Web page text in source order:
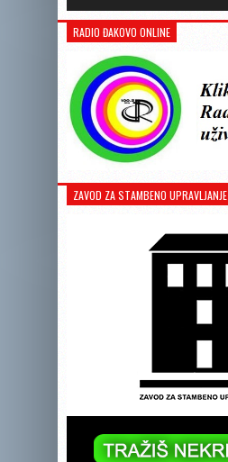
RADIO ĐAKOVO ONLINE
ZAVOD ZA STAMBENO UPRAVLJANJE